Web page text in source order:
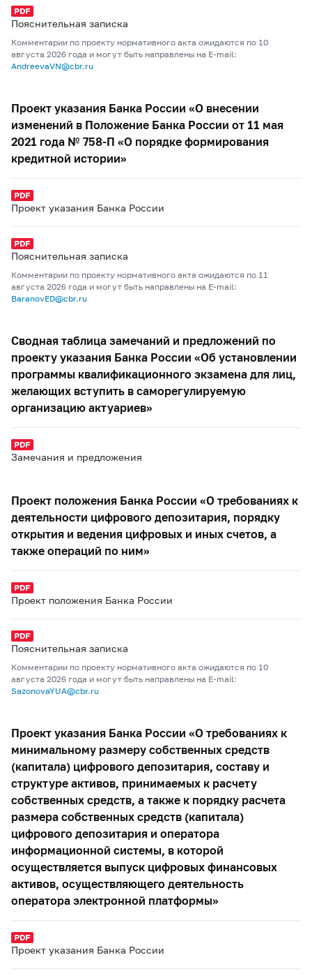
Пояснительная записка
Комментарии по проекту нормативного акта ожидаются по 10
августа 2026 года и могут быть направлены на E-mail:
AndreevaVN@cbr.ru
Проект указания Банка России «О внесении
изменений в Положение Банка России от 11 мая
2021 года № 758-П «О порядке формирования
кредитной истории»
Проект указания Банка России
Пояснительная записка
Комментарии по проекту нормативного акта ожидаются по 11
августа 2026 года и могут быть направлены на E-mail:
BaranovED@cbr.ru
Сводная таблица замечаний и предложений по
проекту указания Банка России «Об установлении
программы квалификационного экзамена для лиц,
желающих вступить в саморегулируемую
организацию актуариев»
Замечания и предложения
Проект положения Банка России «О требованиях к
деятельности цифрового депозитария, порядку
открытия и ведения цифровых и иных счетов, а
также операций по ним»
Проект положения Банка России
Пояснительная записка
Комментарии по проекту нормативного акта ожидаются по 10
августа 2026 года и могут быть направлены на E-mail:
SazonovaYUA@cbr.ru
Проект указания Банка России «О требованиях к
минимальному размеру собственных средств
(капитала) цифрового депозитария, составу и
структуре активов, принимаемых к расчету
собственных средств, а также к порядку расчета
размера собственных средств (капитала)
цифрового депозитария и оператора
информационной системы, в которой
осуществляется выпуск цифровых финансовых
активов, осуществляющего деятельность
оператора электронной платформы»
Проект указания Банка России